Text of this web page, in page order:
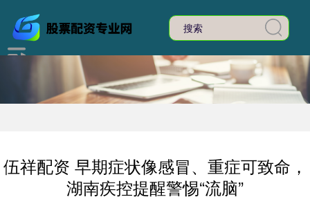
伍祥配资 早期症状像感冒、重症可致命，
湖南疾控提醒警惕“流脑”